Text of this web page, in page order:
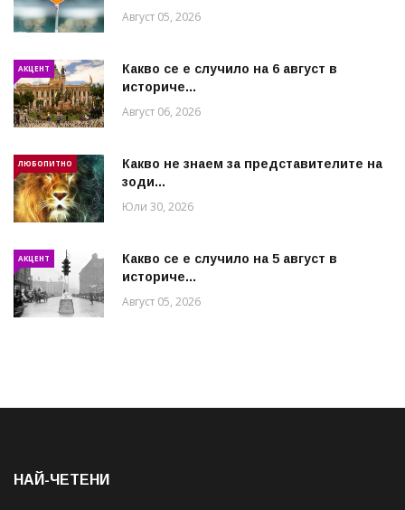
Август 05, 2026
АКЦЕНТ
Какво се е случило на 6 август в
историче...
Август 06, 2026
ЛЮБОПИТНО
Какво не знаем за представителите на
зоди...
Юли 30, 2026
АКЦЕНТ
Какво се е случило на 5 август в
историче...
Август 05, 2026
НАЙ-ЧЕТЕНИ